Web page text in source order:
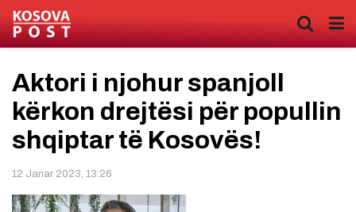
Aktori i njohur spanjoll
kërkon drejtësi për popullin
shqiptar të Kosovës!
12 Janar 2023, 13:26